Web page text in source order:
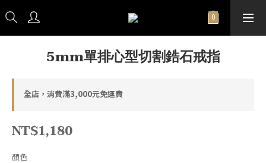
5mm單排心型切割鋯石戒指
全店，消費滿3,000元免運費
NT$1,180
顏色